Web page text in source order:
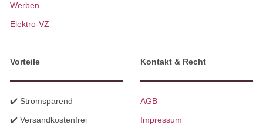
Werben
Elektro-VZ
Vorteile
✔️ Stromsparend
✔️ Versandkostenfrei
Kontakt & Recht
AGB
Impressum